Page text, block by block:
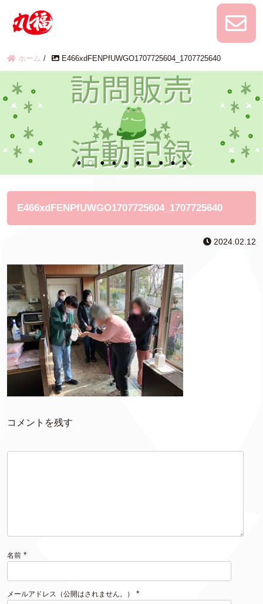
ホーム / E466xdFENPfUWGO1707725604_1707725640
E466xdFENPfUWGO1707725604_1707725640
2024.02.12
コメントを残す
名前 *
メールアドレス（公開はされません。） *